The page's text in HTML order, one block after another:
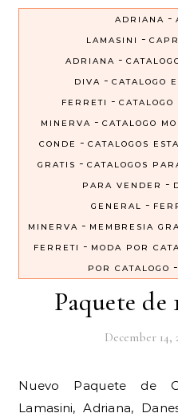
ADRIANA -
LAMASINI
-
ADRIANA -
DIVA - CATALOGO
FERRETI
-
MINERVA - CATALOGO
CONDE
- CATALOGOS
GRATIS - CATALOGOS
PARA VENDER
-
GENERAL -
MINERVA - MEMBRESIA
FERRETI
- MODA POR
POR CATALOGO -
Paquete de
December 14,
Nuevo Paquete de Catalogos 2018 Incluye:
Lamasini, Adriana,